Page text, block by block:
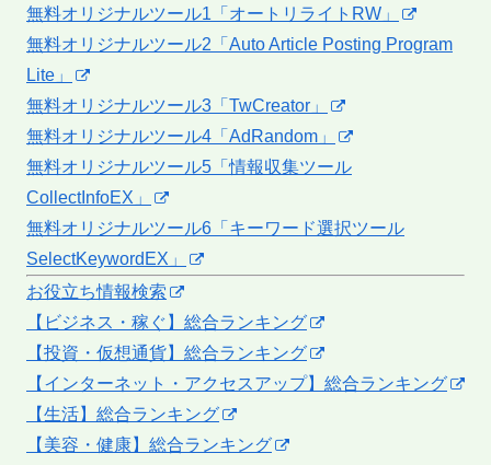
無料オリジナルツール1「オートリライトRW」
無料オリジナルツール2「Auto Article Posting Program
Lite」
無料オリジナルツール3「TwCreator」
無料オリジナルツール4「AdRandom」
無料オリジナルツール5「情報収集ツール
CollectInfoEX」
無料オリジナルツール6「キーワード選択ツール
SelectKeywordEX」
お役立ち情報検索
【ビジネス・稼ぐ】総合ランキング
【投資・仮想通貨】総合ランキング
【インターネット・アクセスアップ】総合ランキング
【生活】総合ランキング
【美容・健康】総合ランキング